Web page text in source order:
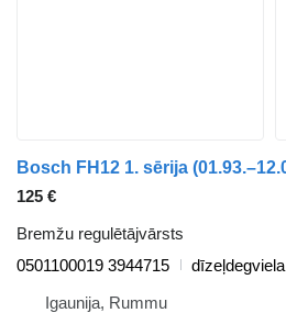
125 €
Bremžu regulētājvārsts
0501100019 3944715
dīzeļdegviela
Igaunija, Rummu